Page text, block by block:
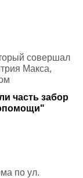
совершал
Макса,
часть забор
по ул.